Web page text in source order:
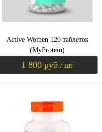
Active Women 120 таблеток
(MyProtein)
1 800 руб./ шт
Купить в 1 клик
Сравнение